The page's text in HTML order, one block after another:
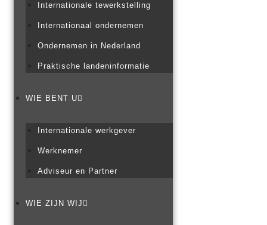
Internationale tewerkstelling
Internationaal ondernemen
Ondernemen in Nederland
Praktische landeninformatie
WIE BENT U
Internationale werkgever
Werknemer
Adviseur en Partner
WIE ZIJN WIJ